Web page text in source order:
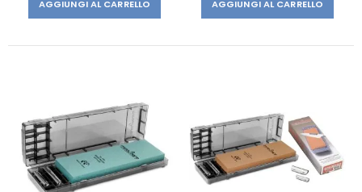
AGGIUNGI AL CARRELLO AGGIUNGI AL CARRELLO